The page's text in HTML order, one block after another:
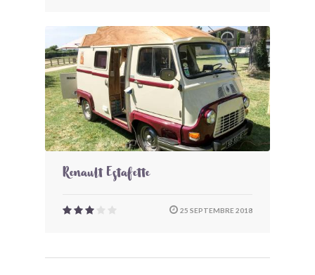
Renault Estafette
25 SEPTEMBRE 2018